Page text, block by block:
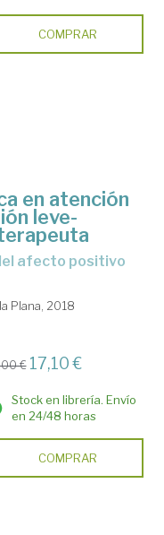
COMPRAR
en atención
leve-
afecto positivo
Plana, 2018
€ 17,10 €
Stock en librería. Envío
en 24/48 horas
COMPRAR